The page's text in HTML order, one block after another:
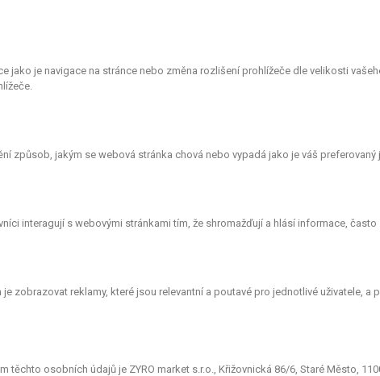
je navigace na stránce nebo změna rozlišení prohlížeče dle velikosti
jakým se webová stránka chová nebo vypadá jako je váš preferovaný
interagují s webovými stránkami tím, že shromažďují a hlásí informace, často
zobrazovat reklamy, které jsou relevantní a poutavé pro jednotlivé uživatele, a
osobních údajů je ZYRO market s.r.o., Křižovnická 86/6, Staré Město,